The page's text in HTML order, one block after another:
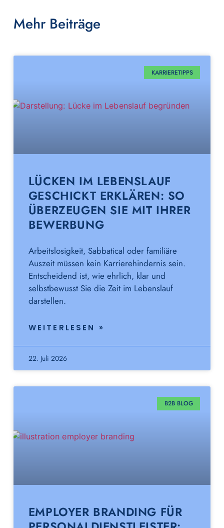
Mehr Beiträge
KARRIERETIPPS
LÜCKEN IM LEBENSLAUF
GESCHICKT ERKLÄREN: SO
ÜBERZEUGEN SIE MIT IHRER
BEWERBUNG
Arbeitslosigkeit, Sabbatical oder familiäre
Auszeit müssen kein Karrierehindernis sein.
Entscheidend ist, wie ehrlich, klar und
selbstbewusst Sie die Zeit im Lebenslauf
darstellen.
WEITERLESEN »
22. Juli 2026
B2B BLOG
EMPLOYER BRANDING FÜR